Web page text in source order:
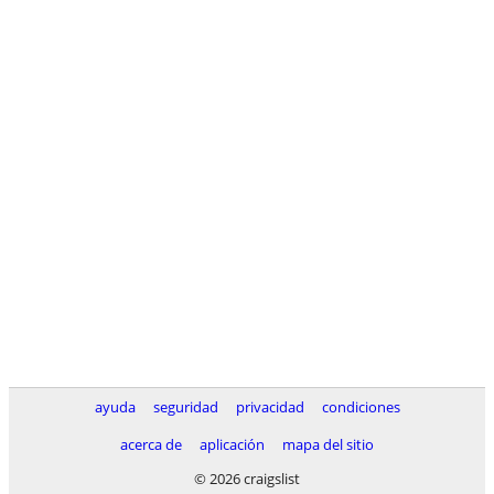
ayuda seguridad privacidad
condiciones
acerca de
aplicación
mapa del sitio
© 2026 craigslist